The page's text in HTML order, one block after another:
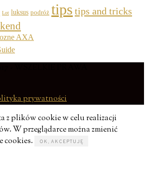
Lot luksus podróż tips tips and tricks
prywatności
z plików cookie w celu realizacji
W przeglądarce można zmienić
cookies.
OK, AKCEPTUJĘ